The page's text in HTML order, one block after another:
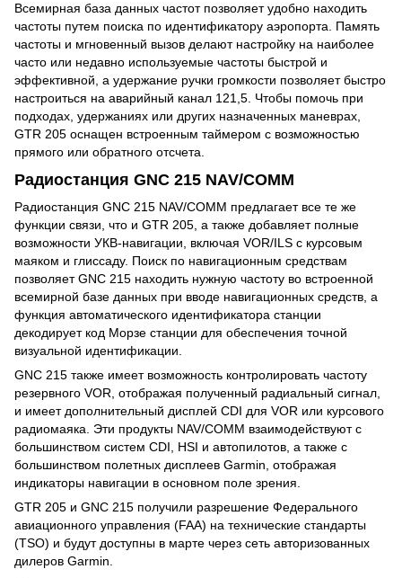
Всемирная база данных частот позволяет удобно находить
частоты путем поиска по идентификатору аэропорта. Память
частоты и мгновенный вызов делают настройку на наиболее
часто или недавно используемые частоты быстрой и
эффективной, а удержание ручки громкости позволяет быстро
настроиться на аварийный канал 121,5. Чтобы помочь при
подходах, удержаниях или других назначенных маневрах,
GTR 205 оснащен встроенным таймером с возможностью
прямого или обратного отсчета.
Радиостанция GNC 215 NAV/COMM
Радиостанция GNC 215 NAV/COMM предлагает все те же
функции связи, что и GTR 205, а также добавляет полные
возможности УКВ-навигации, включая VOR/ILS с курсовым
маяком и глиссаду. Поиск по навигационным средствам
позволяет GNC 215 находить нужную частоту во встроенной
всемирной базе данных при вводе навигационных средств, а
функция автоматического идентификатора станции
декодирует код Морзе станции для обеспечения точной
визуальной идентификации.
GNC 215 также имеет возможность контролировать частоту
резервного VOR, отображая полученный радиальный сигнал,
и имеет дополнительный дисплей CDI для VOR или курсового
радиомаяка. Эти продукты NAV/COMM взаимодействуют с
большинством систем CDI, HSI и автопилотов, а также с
большинством полетных дисплеев Garmin, отображая
индикаторы навигации в основном поле зрения.
GTR 205 и GNC 215 получили разрешение Федерального
авиационного управления (FAA) на технические стандарты
(TSO) и будут доступны в марте через сеть авторизованных
дилеров Garmin.